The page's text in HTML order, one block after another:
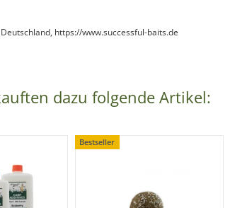
https://www.successful-baits.de
dazu folgende Artikel:
Bestseller